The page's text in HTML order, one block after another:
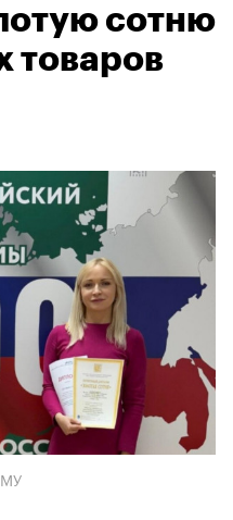
сотню
товаров